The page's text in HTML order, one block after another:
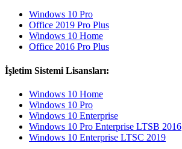
Windows 10 Pro
Office 2019 Pro Plus
Windows 10 Home
Office 2016 Pro Plus
İşletim Sistemi Lisansları:
Windows 10 Home
Windows 10 Pro
Windows 10 Enterprise
Windows 10 Pro Enterprise LTSB 2016
Windows 10 Enterprise LTSC 2019